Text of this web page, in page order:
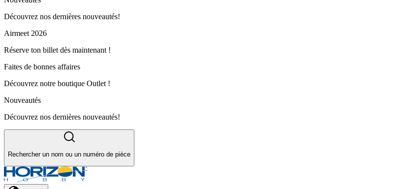
Découvrez nos dernières nouveautés!
Airmeet 2026
Réserve ton billet dès maintenant !
Faites de bonnes affaires
Découvrez notre boutique Outlet !
Nouveautés
Découvrez nos dernières nouveautés!
Rechercher un nom ou un numéro de pièce